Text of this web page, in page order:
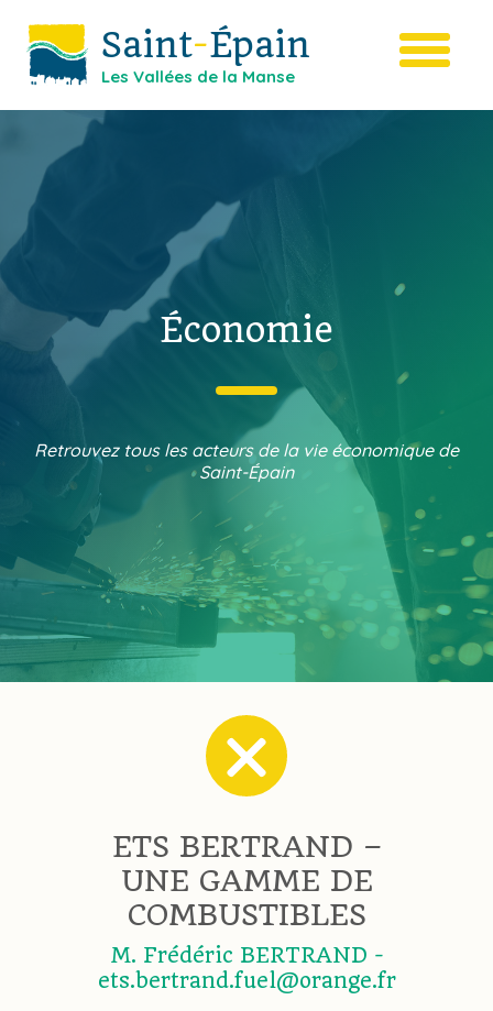
Saint-Épain
Les Vallées de la Manse
Économie
Retrouvez tous les acteurs de la vie économique de
Saint-Épain
ETS BERTRAND –
UNE GAMME DE
COMBUSTIBLES
M. Frédéric BERTRAND -
ets.bertrand.fuel@orange.fr